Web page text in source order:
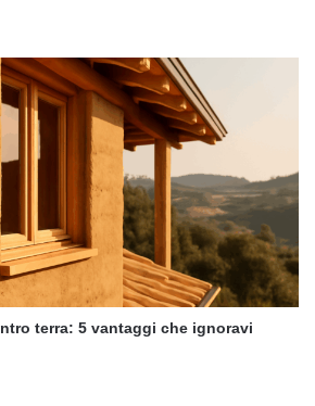
terra: 5 vantaggi che ignoravi